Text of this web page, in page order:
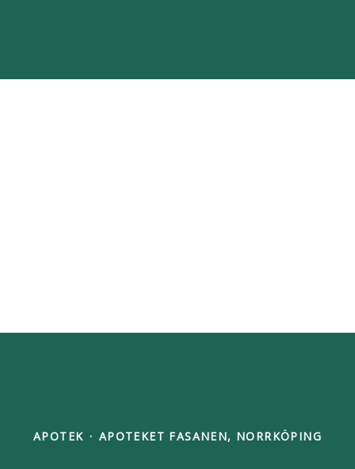
APOTEK · APOTEKET FASANEN, NORRKÖPING